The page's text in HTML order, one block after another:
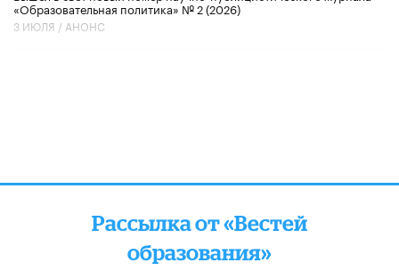
«Образовательная политика» № 2 (2026)
3 ИЮЛЯ / АНОНС
Рассылка от «Вестей
образования»